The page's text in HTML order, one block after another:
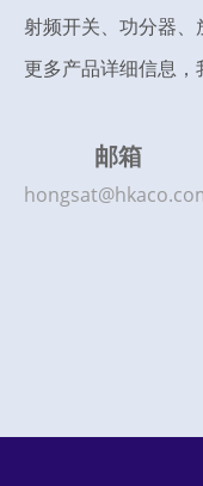
射频开关、功分器
更多产品详细信息，
邮箱